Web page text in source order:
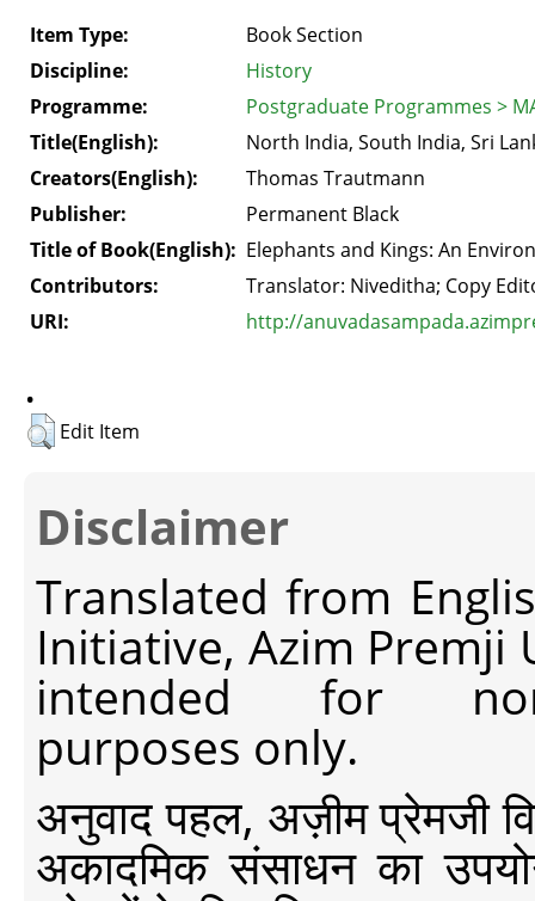
Item Type:
Book Section
Discipline:
History
Programme:
Postgraduate Programmes >
Title(English):
North India, South India, Sri
Creators(English):
Thomas Trautmann
Publisher:
Permanent Black
Title of Book(English): Elephants and Kings: An
Contributors:
Translator: Niveditha; Copy
URI:
http://
.
Edit Item
Disclaimer
Translated from
Initiative, Azim Premji
intended for non-
purposes only.
अनुवाद पहल, अज़ीम प्रेमजी
अकादमिक संसाधन का